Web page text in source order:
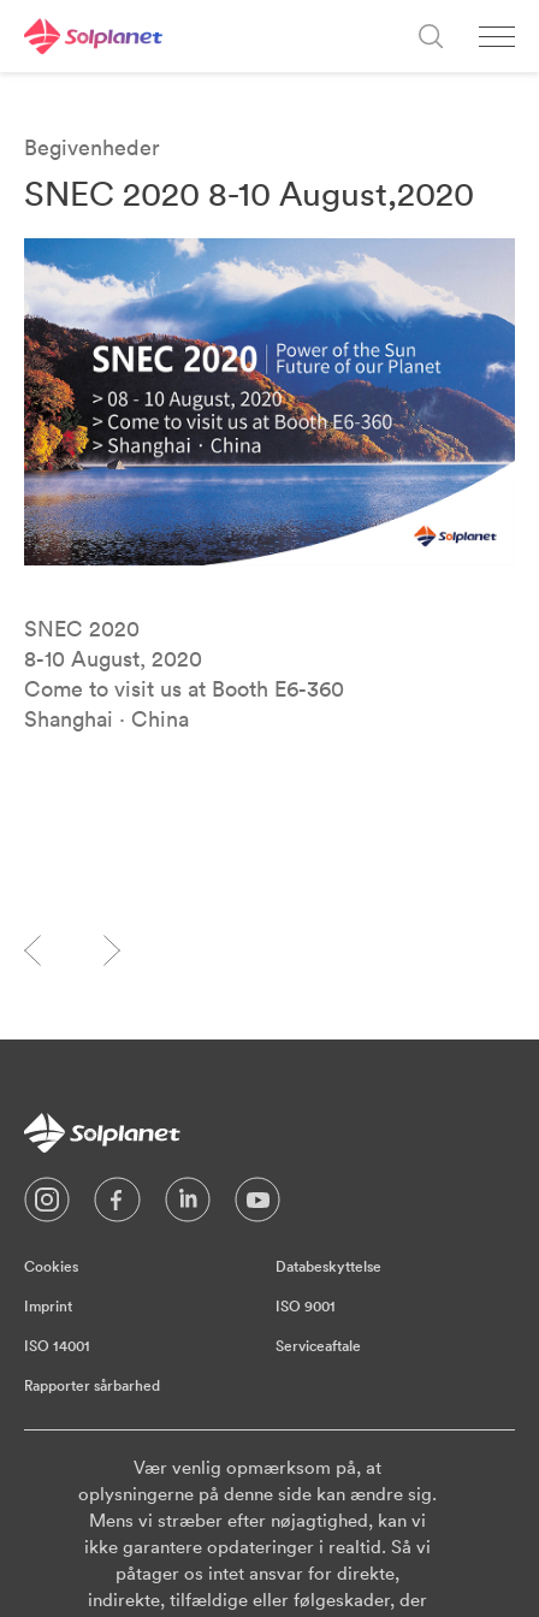
Begivenheder
SNEC 2020 8-10 August,2020
SNEC 2020
8-10 August, 2020
Come to visit us at Booth E6-360
Shanghai · China
Cookies Databeskyttelse
Imprint ISO 9001
ISO 14001 Serviceaftale
Rapporter sårbarhed
Vær venlig opmærksom på, at
oplysningerne på denne side kan ændre sig.
Mens vi stræber efter nøjagtighed, kan vi
ikke garantere opdateringer i realtid. Så vi
påtager os intet ansvar for direkte,
indirekte, tilfældige eller følgeskader, der